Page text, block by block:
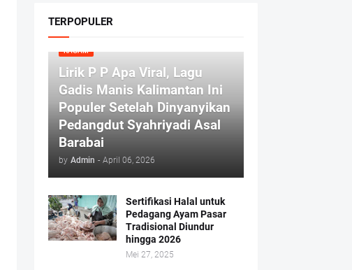
TERPOPULER
RAGAM
Lirik P P Apa Viral, Lagu
Gadis Manis Kalimantan Ini
Populer Setelah Dinyanyikan
Pedangdut Syahriyadi Asal
Barabai
by Admin - April 06, 2026
Sertifikasi Halal untuk
Pedagang Ayam Pasar
Tradisional Diundur
hingga 2026
Mei 27, 2025